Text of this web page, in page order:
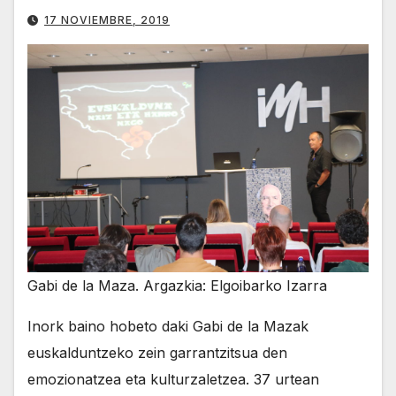
17 NOVIEMBRE, 2019
Gabi de la Maza. Argazkia: Elgoibarko Izarra
Inork baino hobeto daki Gabi de la Mazak
euskalduntzeko zein garrantzitsua den
emozionatzea eta kulturzaletzea. 37 urtean